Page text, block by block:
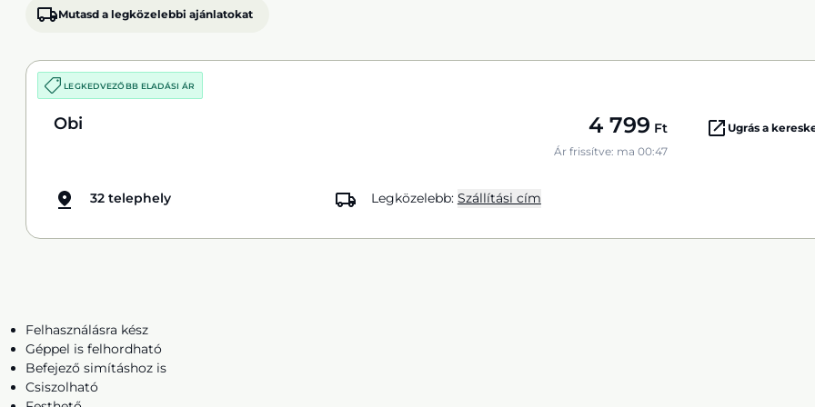
Mutasd a legközelebbi ajánlatokat
LEGKEDVEZŐBB ELADÁSI ÁR
Obi 4 799 Ft
Ár frissítve: ma 00:47
Ugrás a
32 telephely Legközelebb: Szállítási cím
Felhasználásra kész
Géppel is felhordható
Befejező simításhoz is
Csiszolható